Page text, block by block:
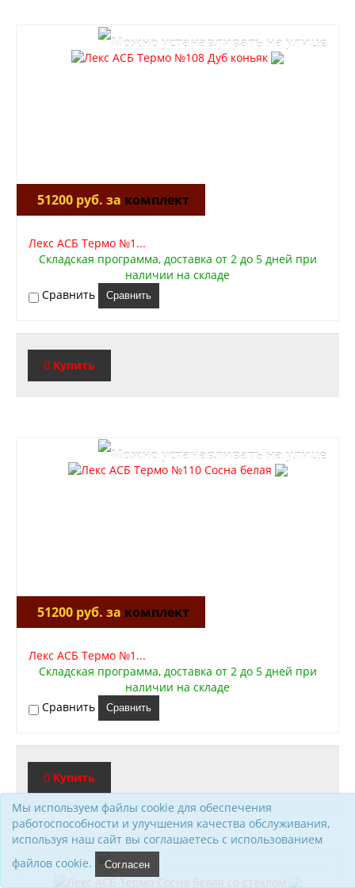
51200 руб. за комплект
Лекс АСБ Термо №1...
Складская программа, доставка от 2 до 5 дней при
наличии на складе
Сравнить
Сравнить
Купить
51200 руб. за комплект
Лекс АСБ Термо №1...
Складская программа, доставка от 2 до 5 дней при
наличии на складе
Сравнить
Сравнить
Купить
Мы используем файлы cookie для обеспечения
работоспособности и улучшения качества обслуживания,
используя наш сайт вы соглашаетесь с использованием
файлов cookie.
Согласен